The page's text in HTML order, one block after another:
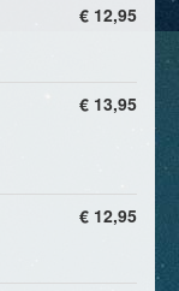
€ 12,95
€ 13,95
€ 12,95